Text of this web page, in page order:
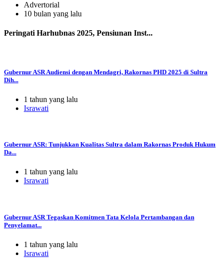
Advertorial
10 bulan yang lalu
Peringati Harhubnas 2025, Pensiunan Inst...
Gubernur ASR Audiensi dengan Mendagri, Rakornas PHD 2025 di Sultra
Dih...
1 tahun yang lalu
Israwati
Gubernur ASR: Tunjukkan Kualitas Sultra dalam Rakornas Produk Hukum
Da...
1 tahun yang lalu
Israwati
Gubernur ASR Tegaskan Komitmen Tata Kelola Pertambangan dan
Penyelamat...
1 tahun yang lalu
Israwati